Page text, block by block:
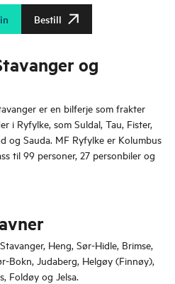
Bestill
og
er en bilferje som frakter
i Ryfylke, som Suldal, Tau, Fister,
og Sauda. MF Ryfylke er Kolumbus
til 99 personer, 27 personbiler og
Heng, Sør-Hidle, Brimse,
Bokn, Judaberg, Helgøy (Finnøy),
Foldøy og Jelsa.